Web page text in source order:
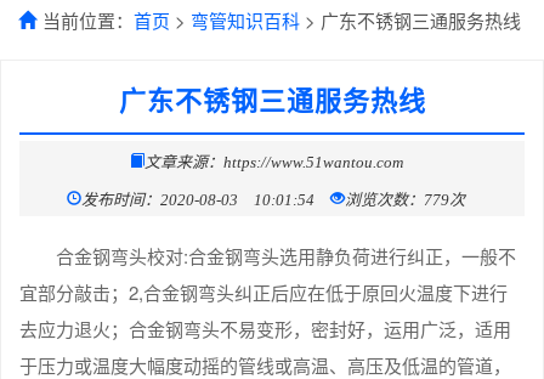
当前位置： 首页 > 弯管知识百科 > 广东不锈钢三通服务热线
广东不锈钢三通服务热线
文章来源：https://www.51wantou.com
发布时间：2020-08-03 10:01:54 浏览次数：779次
合金钢弯头校对:合金钢弯头选用静负荷进行纠正，一般不
宜部分敲击；2,合金钢弯头纠正后应在低于原回火温度下进行
去应力退火；合金钢弯头不易变形，密封好，运用广泛，适用
于压力或温度大幅度动摇的管线或高温、高压及低温的管道，